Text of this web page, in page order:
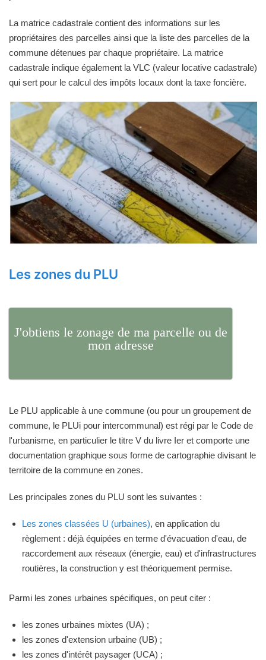
La matrice cadastrale contient des informations sur les
propriétaires des parcelles ainsi que la liste des parcelles de la
commune détenues par chaque propriétaire. La matrice
cadastrale indique également la VLC (valeur locative cadastrale)
qui sert pour le calcul des impôts locaux dont la taxe foncière.
Les zones du PLU
J'obtiens le zonage de ma parcelle ou de
mon adresse
Le PLU applicable à une commune (ou pour un groupement de
commune, le PLUi pour intercommunal) est régi par le Code de
l'urbanisme, en particulier le titre V du livre Ier et comporte une
documentation graphique sous forme de cartographie divisant le
territoire de la commune en zones.
Les principales zones du PLU sont les suivantes :
Les zones classées U (urbaines), en application du
règlement : déjà équipées en terme d'évacuation d'eau, de
raccordement aux réseaux (énergie, eau) et d'infrastructures
routières, la construction y est théoriquement permise.
Parmi les zones urbaines spécifiques, on peut citer :
les zones urbaines mixtes (UA) ;
les zones d'extension urbaine (UB) ;
les zones d'intérêt paysager (UCA) ;